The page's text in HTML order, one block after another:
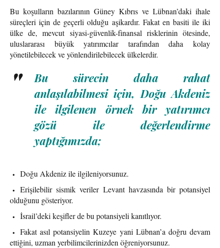
Bu koşulların bazılarının Güney Kıbrıs ve Lübnan’daki ihale
süreçleri için de geçerli olduğu aşikardır. Fakat en basiti ile iki
ülke de, mevcut siyasi-güvenlik-finansal risklerinin ötesinde,
uluslararası büyük yatırımcılar tarafından daha kolay
yönetilebilecek ve yönlendirilebilecek ülkelerdir.
Bu sürecin daha rahat
anlaşılabilmesi için, Doğu Akdeniz
ile ilgilenen örnek bir yatırımcı
gözü ile değerlendirme
yaptığımızda;
Doğu Akdeniz ile ilgileniyorsunuz.
Erişilebilir sismik veriler Levant havzasında bir potansiyel
olduğunu gösteriyor.
İsrail’deki keşifler de bu potansiyeli kanıtlıyor.
Fakat asıl potansiyelin Kuzeye yani Lübnan’a doğru devam
ettiğini, uzman yerbilimcilerinizden öğreniyorsunuz.